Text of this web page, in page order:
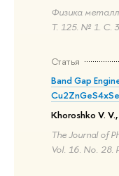
Физика
Т. 125. № 1. С.
Статья
Band Gap
Khoroshko V.
The Journal of
Vol. 16. No. 28.